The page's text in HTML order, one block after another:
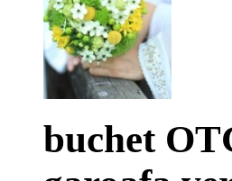
buchet